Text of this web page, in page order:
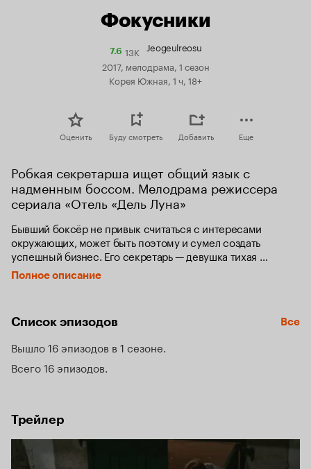
Фокусники
7.6Рейтинг
Кинопоиска
7.6
13K
Jeogeulreosu
2017, мелодрама, 1 сезон
Корея Южная, 1 ч, 18+
Оценить Буду смотреть Добавить Еще
Робкая секретарша ищет общий язык с
надменным боссом. Мелодрама режиссера
сериала «Отель «Дель Луна»
Бывший боксёр не привык считаться с интересами
окружающих, может быть поэтому и сумел создать
успешный бизнес. Его секретарь — девушка тихая
и покорная, ставящая интересы других выше
собственных. Казалось бы, идеальная пара.
Полное описание
Список эпизодов Все
Вышло 16 эпизодов в 1 сезоне
Всего 16 эпизодов
Трейлер